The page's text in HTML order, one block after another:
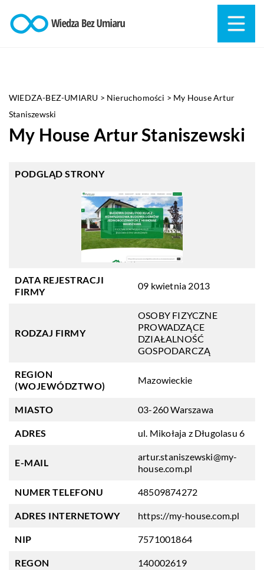
WIEDZA-BEZ-UMIARU > Nieruchomości > My House Artur
Staniszewski
My House Artur Staniszewski
PODGLĄD STRONY
DATA REJESTRACJI
FIRMY
09 kwietnia 2013
RODZAJ FIRMY
OSOBY FIZYCZNE
PROWADZĄCE
DZIAŁALNOŚĆ
GOSPODARCZĄ
REGION
(WOJEWÓDZTWO)
Mazowieckie
MIASTO 03-260 Warszawa
ADRES ul. Mikołaja z Długolasu 6
E-MAIL
artur.staniszewski@my-
house.com.pl
NUMER TELEFONU 48509874272
ADRES INTERNETOWY https://my-house.com.pl
NIP 7571001864
REGON 140002619